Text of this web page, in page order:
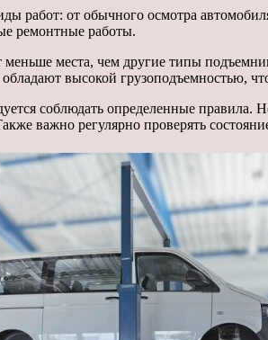
работ: от обычного осмотра
ремонтные работы.
места, чем другие типы
высокой грузоподъемностью,
соблюдать определенные
важно регулярно проверять